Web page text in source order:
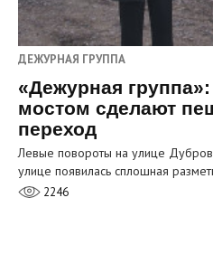
ДЕЖУРНАЯ ГРУППА
«Дежурная
мостом сделают
переход
Левые повороты на улице
улице появилась сплошная
2246